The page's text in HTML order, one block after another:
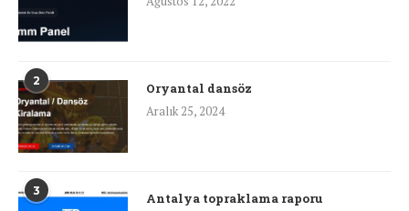
2
Oryantal dansöz
Aralık 25, 2024
3
Antalya topraklama raporu